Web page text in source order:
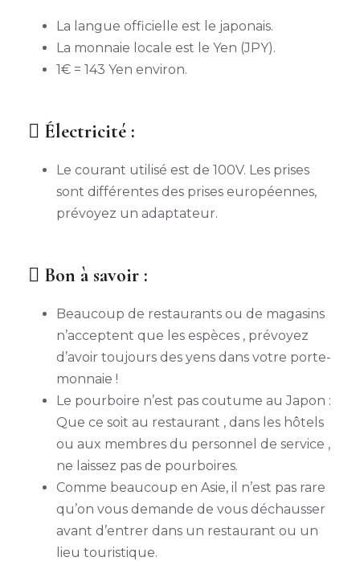
La langue officielle est le japonais.
La monnaie locale est le Yen (JPY).
1€ = 143 Yen environ.
Électricité :
Le courant utilisé est de 100V. Les prises
sont différentes des prises européennes,
prévoyez un adaptateur.
Bon à savoir :
Beaucoup de restaurants ou de magasins
n’acceptent que les espèces , prévoyez
d’avoir toujours des yens dans votre porte-
monnaie !
Le pourboire n’est pas coutume au Japon :
Que ce soit au restaurant , dans les hôtels
ou aux membres du personnel de service ,
ne laissez pas de pourboires.
Comme beaucoup en Asie, il n’est pas rare
qu’on vous demande de vous déchausser
avant d’entrer dans un restaurant ou un
lieu touristique.